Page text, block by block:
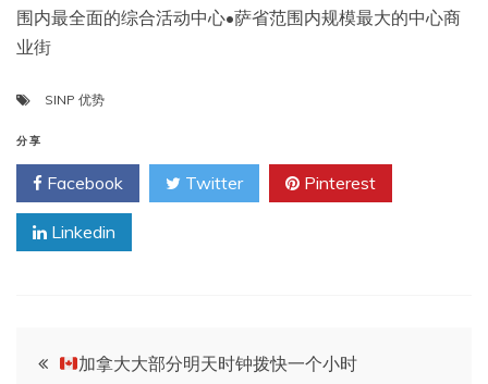
围内最全面的综合活动中心•萨省范围内规模最大的中心商
业街
SINP 优势
分享
Facebook Twitter Pinterest
Linkedin
文
加拿大大部分明天时钟拨快一个小时